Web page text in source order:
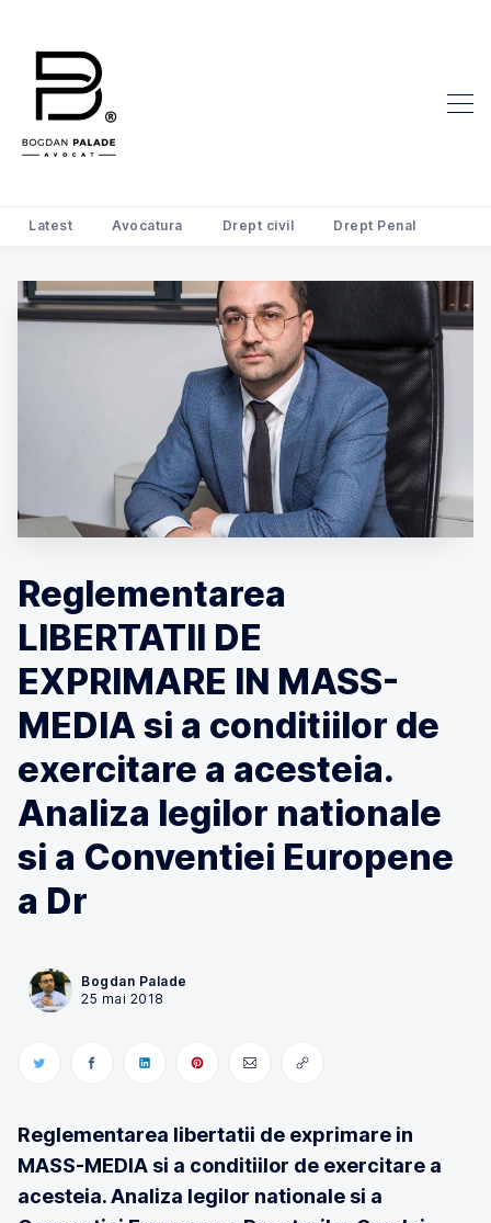
Search Avocat Bogdan Palade
Latest Avocatura Drept civil Drept Penal
Reglementarea
LIBERTATII DE
EXPRIMARE IN MASS-
MEDIA si a conditiilor de
exercitare a acesteia.
Analiza legilor nationale
si a Conventiei Europene
a Dr
Bogdan Palade
25 mai 2018
Reglementarea libertatii de exprimare in
MASS-MEDIA si a conditiilor de exercitare a
acesteia. Analiza legilor nationale si a